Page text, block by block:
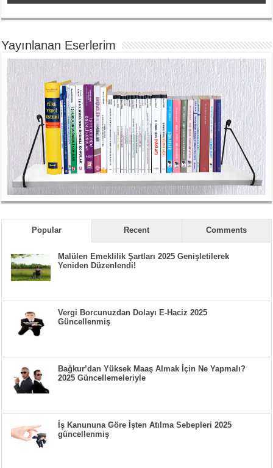
Yayınlanan Eserlerim
Popular Recent Comments
Malülen Emeklilik Şartları 2025 Genişletilerek
Yeniden Düzenlendi!
Vergi Borcunuzdan Dolayı E-Haciz 2025
Güncellenmiş
Bağkur’dan Yüksek Maaş Almak İçin Ne Yapmalı?
2025 Güncellemeleriyle
İş Kanununa Göre İşten Atılma Sebepleri 2025
güncellenmiş